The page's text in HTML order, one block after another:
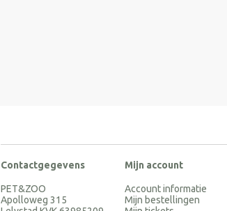
Contactgegevens
PET&ZOO
Apolloweg 315
Mijn account
Account informatie
Mijn bestellingen